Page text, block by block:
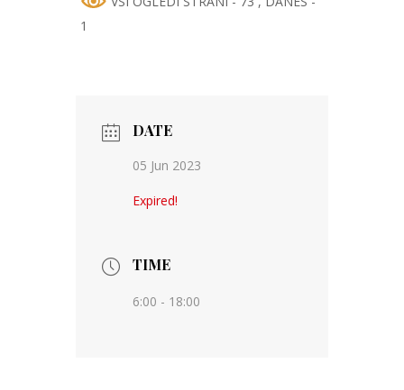
1
DATE
05 Jun 2023
Expired!
TIME
6:00 - 18:00